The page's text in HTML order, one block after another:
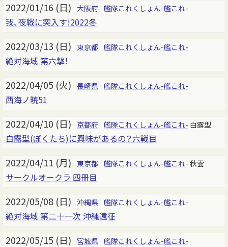
2022/01/16 (日) 大阪府 艦隊これくしょん-艦これ-
我、夜戦に突入す!2022冬
2022/03/13 (日) 東京都 艦隊これくしょん-艦これ-
絶対海域 第六撃!
2022/04/05 (火) 長崎県 艦隊これくしょん-艦これ-
西海ノ暁51
2022/04/10 (日) 京都府 艦隊これくしょん-艦これ- 白露型
白露型(ぼくたち)に興味があるの？六戦目
2022/04/11 (月) 東京都 艦隊これくしょん-艦これ- 秋雲
サークルオークラ 四冊目
2022/05/08 (日) 沖縄県 艦隊これくしょん-艦これ-
絶対海域 第二十一次 沖縄遠征
2022/05/15 (日) 宮城県 艦隊これくしょん-艦これ-